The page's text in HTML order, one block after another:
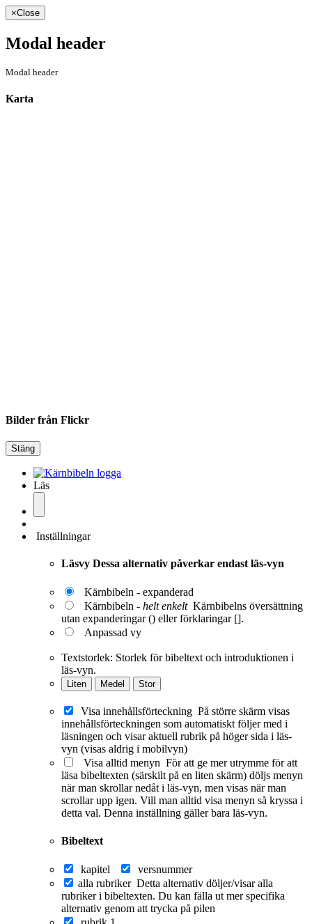
×Close
Modal header
Modal header
Karta
Bilder från Flickr
Stäng
Läs
Inställningar
Läsvy Dessa alternativ påverkar endast läs-vyn
Kärnbibeln - expanderad
Kärnbibeln - helt enkelt Kärnbibelns översättning
utan expanderingar () eller förklaringar [].
Anpassad vy
Textstorlek: Storlek för bibeltext och introduktionen i
läs-vyn.
Liten Medel Stor
Visa innehållsförteckning På större skärm visas
innehållsförteckningen som automatiskt följer med i
läsningen och visar aktuell rubrik på höger sida i läs-
vyn (visas aldrig i mobilvyn)
Visa alltid menyn För att ge mer utrymme för att
läsa bibeltexten (särskilt på en liten skärm) döljs menyn
när man skrollar nedåt i läs-vyn, men visas när man
scrollar upp igen. Vill man alltid visa menyn så kryssa i
detta val. Denna inställning gäller bara läs-vyn.
Bibeltext
kapitel
versnummer
alla rubriker Detta alternativ döljer/visar alla
rubriker i bibeltexten. Du kan fälla ut mer specifika
alternativ genom att trycka på pilen